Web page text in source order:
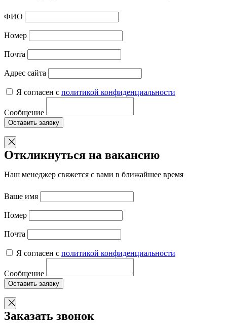
ФИО
Номер
Почта
Адрес сайта
Я согласен с политикой конфиденциальности
Сообщение
Оставить заявку
Откликнуться на вакансию
Наш менеджер свяжется с вами в ближайшее время
Ваше имя
Номер
Почта
Я согласен с политикой конфиденциальности
Сообщение
Оставить заявку
Заказать звонок